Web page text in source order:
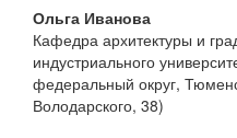
Ольга Иванова
Кафедра архитектуры и
индустриального
федеральный округ,
Володарского, 38)